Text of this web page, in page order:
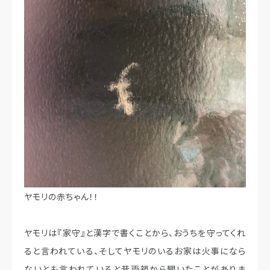
ヤモリの赤ちゃん！！
ヤモリは『家守』と漢字で書くことから、おうちを守ってくれ
ると言われている、そしてヤモリのいるお家は火事になら